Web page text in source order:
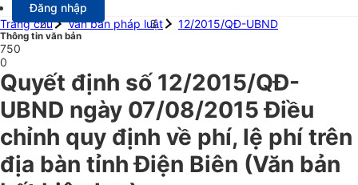
Đăng nhập
Trang chủ
Văn bản pháp luật 12/2015/QĐ-UBND
Thông tin văn bản
750
0
Quyết định số 12/2015/QĐ-
UBND ngày 07/08/2015 Điều
chỉnh quy định về phí, lệ phí trên
địa bàn tỉnh Điện Biên (Văn bản